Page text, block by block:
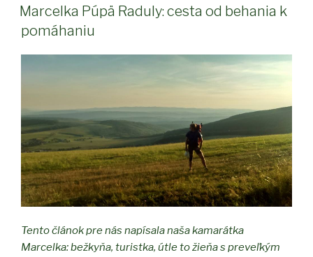
ON
Marcelka Púpä Raduly: cesta od behania k
pomáhaniu
Tento článok pre nás napísala naša kamarátka
Marcelka: bežkyňa, turistka, útle to žieňa s preveľkým